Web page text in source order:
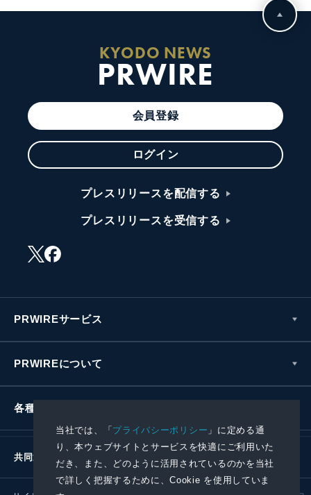
当社では、「プライバシーポリシー 」に定める通
り、本ウェブサイトとサービスを快適にご利用いた
だき、また、どのように活用されているのかを当社
で詳しく把握するために、Cookie を使用していま
KYODO NEWS
PRWIRE
会員登録
ログイン
プレスリリースを配信する
プレスリリースを受信する
PRWIREサービス
PRWIREについて
各種お問い合わせ
共同通信社グループ